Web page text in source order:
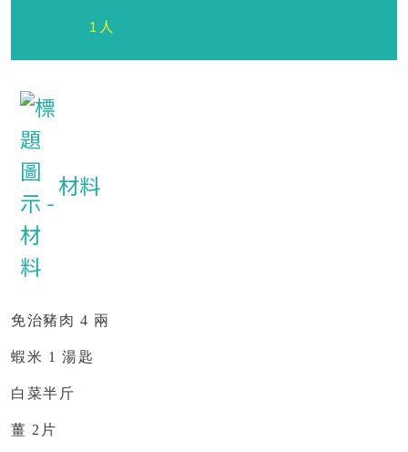
1人
材料
免治豬肉 4 兩
蝦米 1 湯匙
白菜半斤
薑 2片